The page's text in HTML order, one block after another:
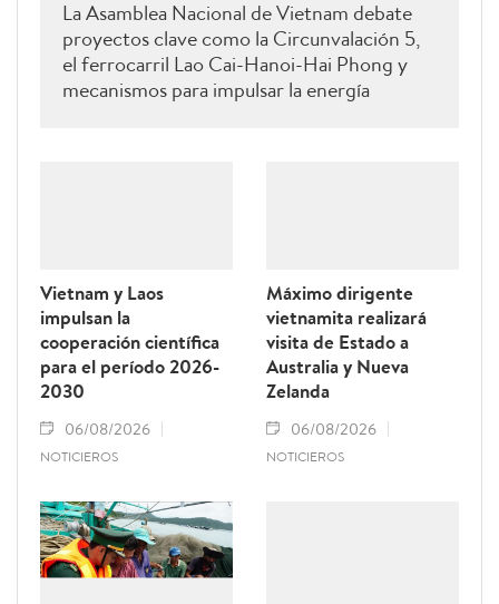
La Asamblea Nacional de Vietnam debate
proyectos clave como la Circunvalación 5,
el ferrocarril Lao Cai-Hanoi-Hai Phong y
mecanismos para impulsar la energía
Vietnam y Laos
impulsan la
cooperación científica
para el período 2026-
2030
06/08/2026
NOTICIEROS
Máximo dirigente
vietnamita realizará
visita de Estado a
Australia y Nueva
Zelanda
06/08/2026
NOTICIEROS